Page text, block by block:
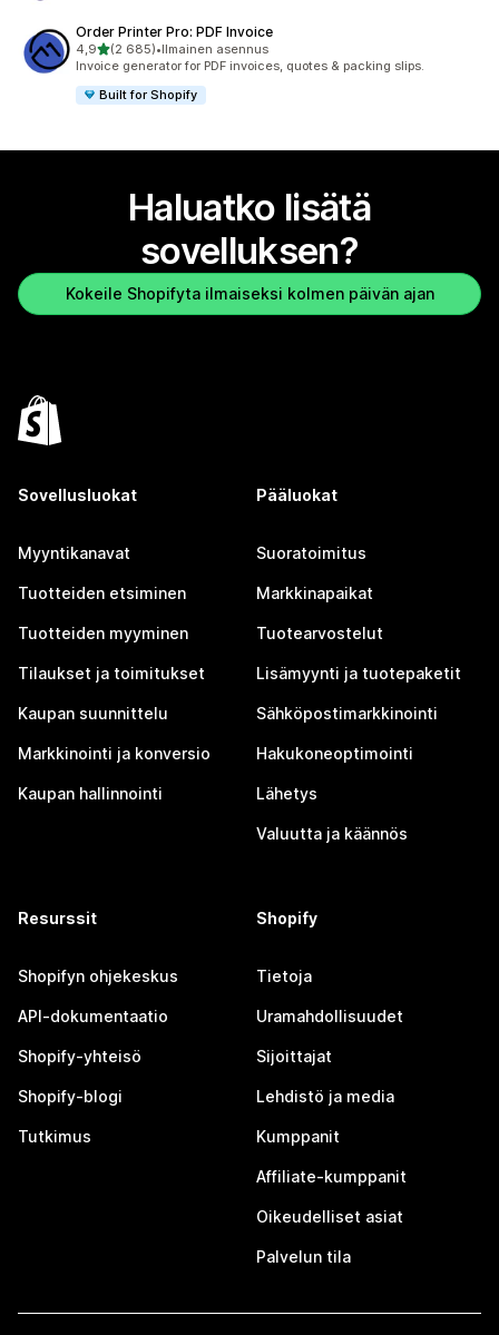
Order Printer Pro: PDF Invoice
4,9/ 5 tähteä
(2 685)
2685 arvostelua yhteensä
•Ilmainen asennus
Invoice generator for PDF invoices, quotes & packing slips.
Built for Shopify
Haluatko lisätä
sovelluksen?
Kokeile Shopifyta ilmaiseksi kolmen päivän ajan
Sovellusluokat
Myyntikanavat
Tuotteiden etsiminen
Tuotteiden myyminen
Tilaukset ja toimitukset
Kaupan suunnittelu
Markkinointi ja konversio
Kaupan hallinnointi
Pääluokat
Suoratoimitus
Markkinapaikat
Tuotearvostelut
Lisämyynti ja tuotepaketit
Sähköpostimarkkinointi
Hakukoneoptimointi
Lähetys
Valuutta ja käännös
Resurssit
Shopifyn ohjekeskus
API-dokumentaatio
Shopify-yhteisö
Shopify-blogi
Tutkimus
Shopify
Tietoja
Uramahdollisuudet
Sijoittajat
Lehdistö ja media
Kumppanit
Affiliate-kumppanit
Oikeudelliset asiat
Palvelun tila